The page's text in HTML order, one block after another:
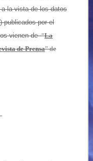
la vista de los datos
publicados por el
vienen de“La
de Prensa” de